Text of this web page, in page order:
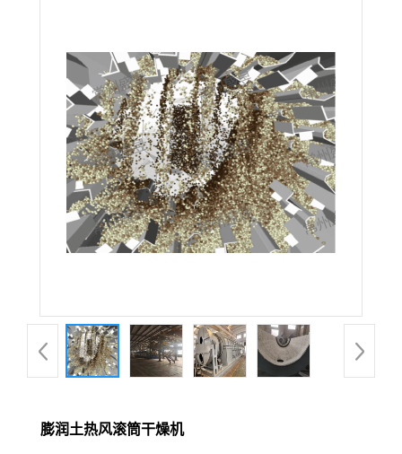
膨润土热风滚筒干燥机